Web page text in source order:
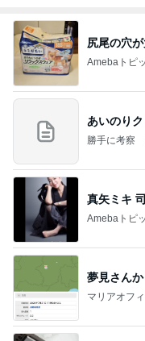
尻尾の穴
Amebaトピ
あいのり
勝手に考察
真矢ミキ
Amebaトピ
夢見さん
マリアオフ